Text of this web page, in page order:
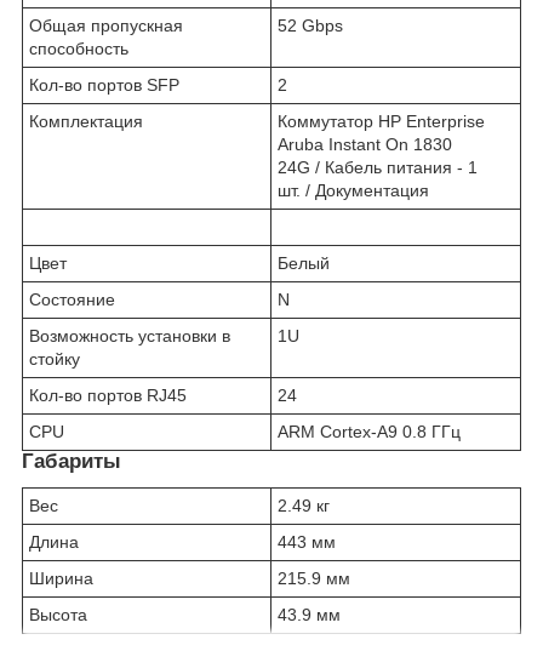
Общая пропускная
способность
52 Gbps
Кол-во портов SFP
2
Комплектация
Коммутатор HP Enterprise
Aruba Instant On 1830
24G / Кабель питания - 1
шт. / Документация
Цвет
Белый
Состояние
N
Возможность установки в
стойку
1U
Кол-во портов RJ45
24
CPU
ARM Cortex-A9 0.8 ГГц
Габариты
Вес
2.49 кг
Длина
443 мм
Ширина
215.9 мм
Высота
43.9 мм